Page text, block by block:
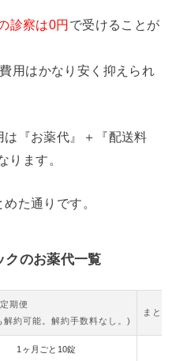
診察は0円で受けることが
用はかなり安く抑えられ
『お薬代』＋『配送料
ります。
た通りです。
クのお薬代一覧
期便
解約可能。解約手数料なし。)
まとめ
1ヶ月ごと10錠